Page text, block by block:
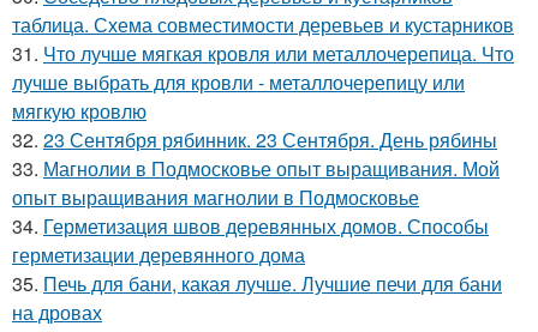
таблица. Схема совместимости деревьев и кустарников
31. Что лучше мягкая кровля или металлочерепица. Что
лучше выбрать для кровли - металлочерепицу или
мягкую кровлю
32. 23 Сентября рябинник. 23 Сентября. День рябины
33. Магнолии в Подмосковье опыт выращивания. Мой
опыт выращивания магнолии в Подмосковье
34. Герметизация швов деревянных домов. Способы
герметизации деревянного дома
35. Печь для бани, какая лучше. Лучшие печи для бани
на дровах